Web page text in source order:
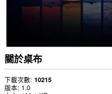
關於桌布
下載次數 10215
版本 1.0